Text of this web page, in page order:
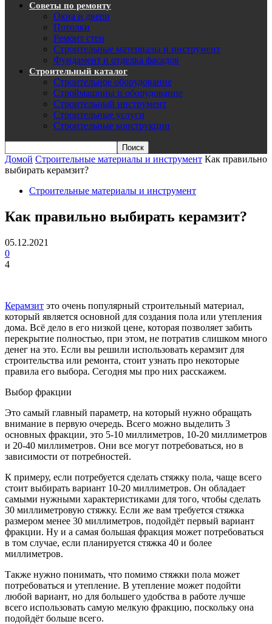
Советы по ремонту
Окна и двери
Потолки
Ремонт стен
Строительные материалы и инструмент
Фундамент и отделка фасадов
Строительный каталог
Строительное оборудование
Строймашины и оборудование
Строительный инструмент
Строительные услуги
Строительные конструкции
Домой Строительные материалы и инструмент Как правильно
выбирать керамзит?
Строительные материалы и инструмент
Как правильно выбирать керамзит?
05.12.2021
0
4
Керамзит это очень популярный строительный материал,
который является основной для создания пола или утепления
дома. Всё дело в его низкой цене, которая позволяет забить
перекрытие полностью, при этом, не потратив слишком много
денег на это. Если вы решили использовать керамзит для
строительства или ремонта, стоит узнать про некоторые
правила его выбора. Сегодня мы про них расскажем.
Выбор фракции
Это самый главный параметр, на который нужно обращать
внимание в первую очередь. Всего можно выделить 3
основных фракции, это 5-10 миллиметров, 10-20 миллиметров
и 20-40 миллиметров. Они все могут потребоваться, но в
зависимости от потребностей.
К примеру, если потребуется сделать стяжку пола, чаще всего
стоит выбирать вариант 10-20 миллиметров. Он обладает
самыми нужными характеристиками для того, чтобы сделать
30 миллиметровую стяжку. Если же вам требуется стяжка
размером менее 30 миллиметров, подойдёт первый вариант
фракции. Ну и а самая большая фракция может потребоваться
в том случае, если планируется стяжка 40 и более
миллиметров.
Также нужно понимать, что помимо стяжки пола может
потребоваться и утепление. В утепление может подойти
любой вариант, но для большего удобства в работе лучше
всего использовать самую мелкую фракцию, поскольку она
подойдёт больше всего.